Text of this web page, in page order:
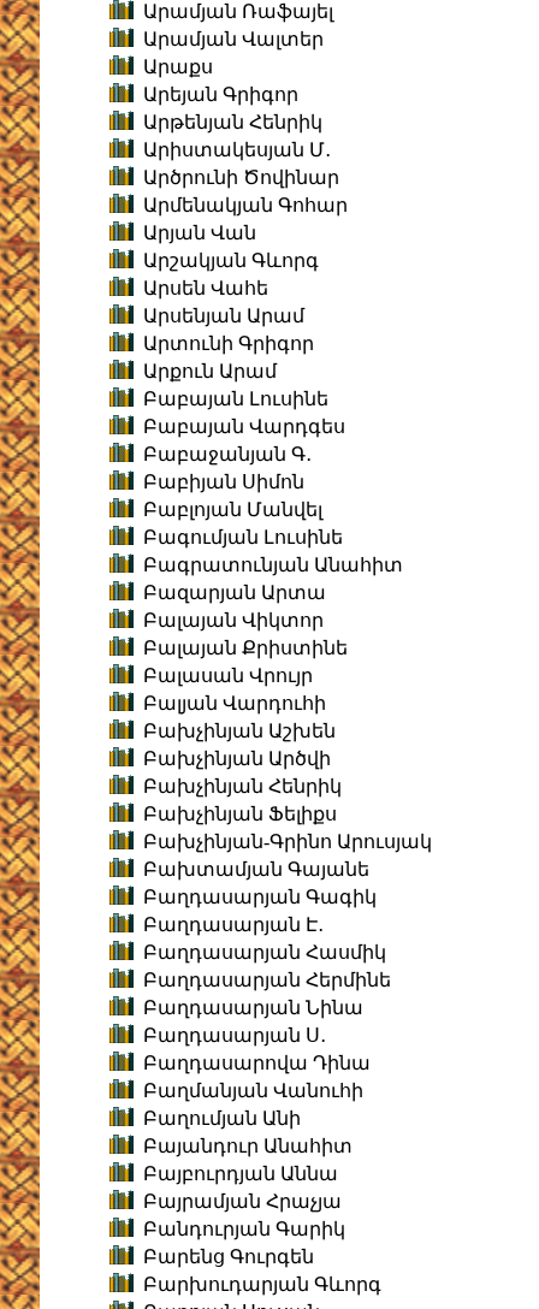
Արամյան Ռաֆայել
Արամյան Վալտեր
Արաքս
Արեյան Գրիգոր
Արթենյան Հենրիկ
Արիստակեսյան Մ․
Արծրունի Ծովինար
Արմենակյան Գոհար
Արյան Վան
Արշակյան Գևորգ
Արսեն Վահե
Արսենյան Արամ
Արտունի Գրիգոր
Արքուն Արամ
Բաբայան Լուսինե
Բաբայան Վարդգես
Բաբաջանյան Գ․
Բաբիյան Սիմոն
Բաբլոյան Մանվել
Բագումյան Լուսինե
Բագրատունյան Անահիտ
Բազարյան Արտա
Բալայան Վիկտոր
Բալայան Քրիստինե
Բալասան Վրույր
Բալյան Վարդուհի
Բախչինյան Աշխեն
Բախչինյան Արծվի
Բախչինյան Հենրիկ
Բախչինյան Ֆելիքս
Բախչինյան-Գրինո Արուսյակ
Բախտամյան Գայանե
Բաղդասարյան Գագիկ
Բաղդասարյան Է․
Բաղդասարյան Հասմիկ
Բաղդասարյան Հերմինե
Բաղդասարյան Նինա
Բաղդասարյան Ս․
Բաղդասարովա Դինա
Բաղմանյան Վանուհի
Բաղումյան Անի
Բայանդուր Անահիտ
Բայբուրդյան Աննա
Բայրամյան Հրաչյա
Բանդուրյան Գարիկ
Բարենց Գուրգեն
Բարխուդարյան Գևորգ